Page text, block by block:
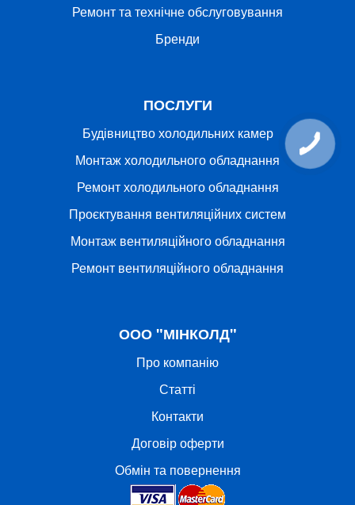
Ремонт та технічне обслуговування
Бренди
ПОСЛУГИ
Будівництво холодильних камер
Монтаж холодильного обладнання
Ремонт холодильного обладнання
Проєктування вентиляційних систем
Монтаж вентиляційного обладнання
Ремонт вентиляційного обладнання
ООО "МІНКОЛД"
Про компанію
Статті
Контакти
Договір оферти
Обмін та повернення